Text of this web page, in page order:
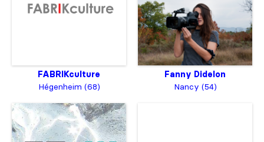
FABRIKculture
Hégenheim (68)
Fanny Didelon
Nancy (54)